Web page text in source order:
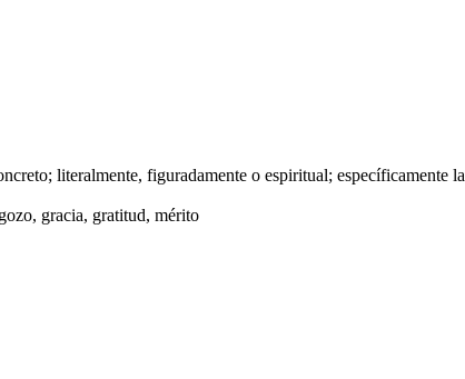
literalmente, figuradamente o espiritual;
gracia, gratitud, mérito